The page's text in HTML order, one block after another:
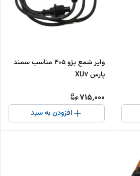
وایر شمع پژو 405 مناسب سمند
پارس XU7
715,000
افزودن به سبد